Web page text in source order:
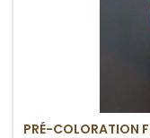
PRÉ-COLORATION